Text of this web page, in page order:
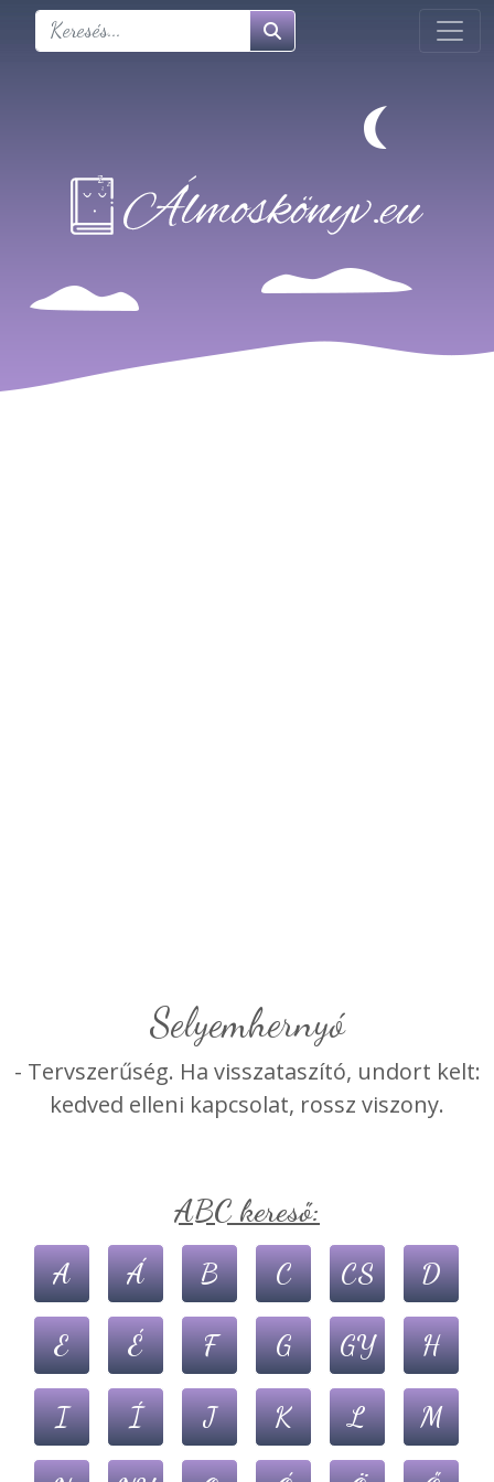
selyemhernyó
- Tervszerűség. Ha visszataszító, undort kelt:
kedved elleni kapcsolat, rossz viszony.
ABC kereső:
A Á B C CS D
E É F G GY H
I Í J K L M